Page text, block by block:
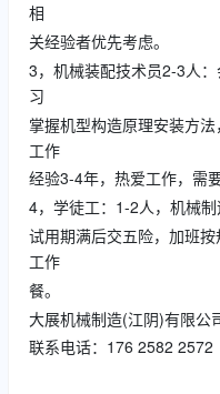
相
关经验者优先考虑。
3，机械装配技术员2-3人
习
掌握机型构造原理安装方
工作
经验3-4年，热爱工作，需
4，学徒工：1-2人，机械
试用期满后交五险，加班
工作
餐。
大展机械制造(江阴)有限公
联系电话：176 2582 2572